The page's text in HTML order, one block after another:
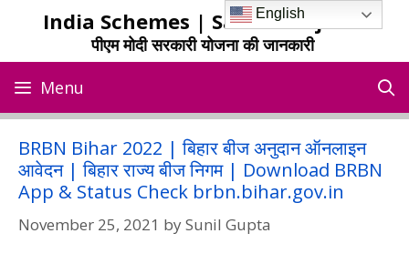
India Schemes | Sarkari Yojana
पीएम मोदी सरकारी योजना की जानकारी
Menu
BRBN Bihar 2022 | बिहार बीज अनुदान ऑनलाइन
आवेदन | बिहार राज्य बीज निगम | Download BRBN
App & Status Check brbn.bihar.gov.in
November 25, 2021 bySunil Gupta
English